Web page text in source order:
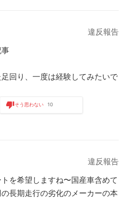
違反報告
回り、一度は経験してみたいで
そう思わない 10
違反報告
を希望しますね〜国産車含めて
長期走行の劣化のメーカーの本